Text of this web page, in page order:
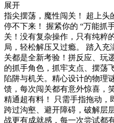
展开
指尖摆荡，魔性闯关！ 超上头
停不下来！ 握紧你的 “万能抓
关！没有复杂操作，只有纯粹
局，轻松解压又过瘾。 踏入
关都是全新考验！拼反应、玩
的抓手角色，抓牢支点、摆荡
陷阱与机关。精心设计的物理
馈，每次闯关都有意外惊喜，
精通超有料！ 只需手指拖动，
跨过沟壑、避开障碍，破解层
战更有成就感，每一次尝试都